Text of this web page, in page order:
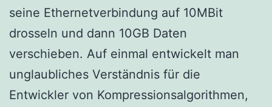
seine Ethernetverbindung auf 10MBit
drosseln und dann 10GB Daten
verschieben. Auf einmal entwickelt man
unglaubliches Verständnis für die
Entwickler von Kompressionsalgorithmen,